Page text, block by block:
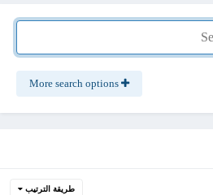
طريقة الترتيب